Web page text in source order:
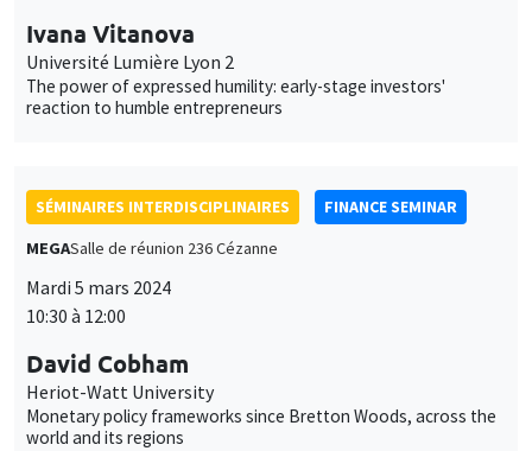
Ivana Vitanova
Université Lumière Lyon 2
The power of expressed humility: early-stage investors'
reaction to humble entrepreneurs
SÉMINAIRES INTERDISCIPLINAIRES
FINANCE SEMINAR
MEGASalle de réunion 236 Cézanne
Mardi 5 mars 2024
10:30 à 12:00
David Cobham
Heriot-Watt University
Monetary policy frameworks since Bretton Woods, across the
world and its regions